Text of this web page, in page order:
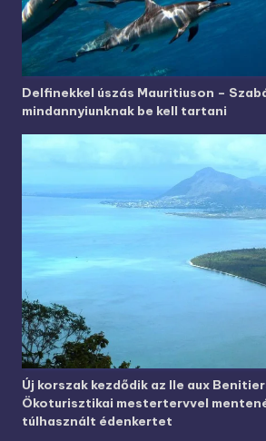
Delfinekkel úszás Mauritiuson –
mindannyiunknak be kell tartani
Új korszak kezdődik az Ile aux
Ökoturisztikai mestertervvel
túlhasznált édenkertet